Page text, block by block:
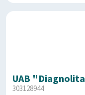
UAB
303128944